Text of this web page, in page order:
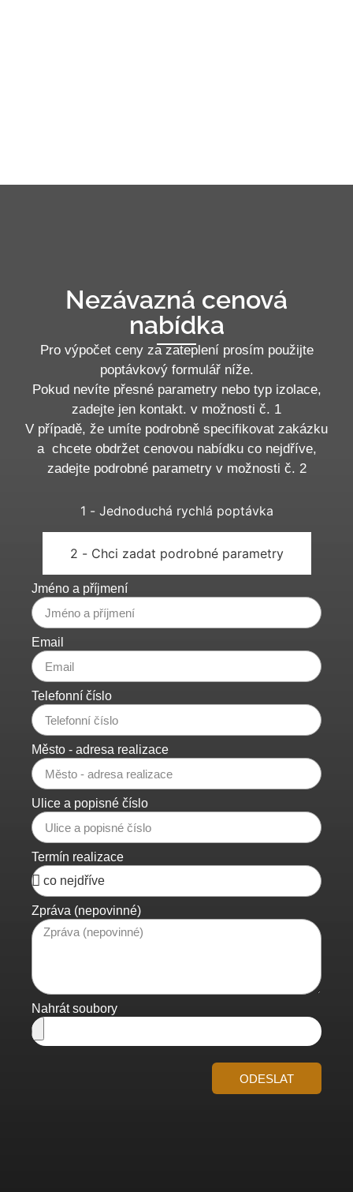
Nezávazná cenová
nabídka
Pro výpočet ceny za zateplení prosím použijte
poptávkový formulář níže.
Pokud nevíte přesné parametry nebo typ izolace,
zadejte jen kontakt. v možnosti č. 1
V případě, že umíte podrobně specifikovat zakázku
a chcete obdržet cenovou nabídku co nejdříve,
zadejte podrobné parametry v možnosti č. 2
1 - Jednoduchá rychlá poptávka
2 - Chci zadat podrobné parametry
Jméno a příjmení
Email
Telefonní číslo
Město - adresa realizace
Ulice a popisné číslo
Termín realizace
Zpráva (nepovinné)
Nahrát soubory
ODESLAT